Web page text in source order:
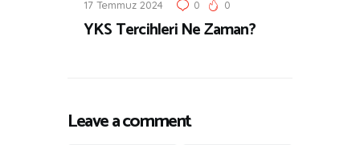
17 Temmuz 2024 0 0
YKS Tercihleri Ne Zaman?
Leave a comment